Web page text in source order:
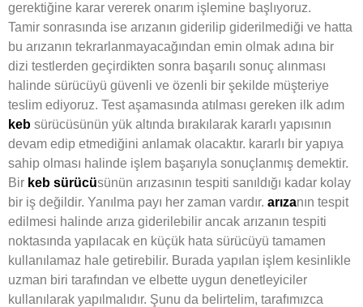
gerektiğine karar vererek onarım işlemine başlıyoruz.
Tamir sonrasında ise arızanın giderilip giderilmediği ve hatta
bu arızanın tekrarlanmayacağından emin olmak adına bir
dizi testlerden geçirdikten sonra başarılı sonuç alınması
halinde sürücüyü güvenli ve özenli bir şekilde müşteriye
teslim ediyoruz. Test aşamasında atılması gereken ilk adım
keb sürücüsünün yük altında bırakılarak kararlı yapısının
devam edip etmediğini anlamak olacaktır. kararlı bir yapıya
sahip olması halinde işlem başarıyla sonuçlanmış demektir.
Bir keb sürücüsünün arızasının tespiti sanıldığı kadar kolay
bir iş değildir. Yanılma payı her zaman vardır. arızanın tespit
edilmesi halinde arıza giderilebilir ancak arızanın tespiti
noktasında yapılacak en küçük hata sürücüyü tamamen
kullanılamaz hale getirebilir. Burada yapılan işlem kesinlikle
uzman biri tarafından ve elbette uygun denetleyiciler
kullanılarak yapılmalıdır. Şunu da belirtelim, tarafımızca